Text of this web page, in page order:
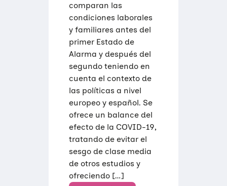
comparan las
condiciones laborales
y familiares antes del
primer Estado de
Alarma y después del
segundo teniendo en
cuenta el contexto de
las políticas a nivel
europeo y español. Se
ofrece un balance del
efecto de la COVID-19,
tratando de evitar el
sesgo de clase media
de otros estudios y
ofreciendo […]